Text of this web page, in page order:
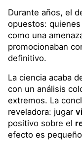
Durante años, el
opuestos:
como una
promocionaban
definitivo.
La ciencia acaba
con un análisis
extremos. La
reveladora: jugar
positivo sobre el
efecto es